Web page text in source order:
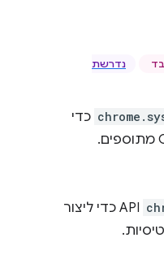
נדרשת
כדי
API כדי ליצור